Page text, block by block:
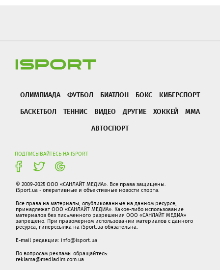
ОЛИМПИАДА ФУТБОЛ БИАТЛОН БОКС
КИБЕРСПОРТ
БАСКЕТБОЛ
ТЕННИС ВИДЕО ДРУГИЕ ХОККЕЙ
ММА
АВТОСПОРТ
ПОДПИСЫВАЙТЕСЬ НА ISPORT
© 2009-2025 ООО «САНЛАЙТ МЕДИА». Все права защищены.
iSport.ua - оперативные и объективные новости спорта.
Все права на материалы, опубликованные на данном ресурсе,
принадлежат ООО «САНЛАЙТ МЕДИА». Какое-либо использование
материалов без письменного разрешения ООО «САНЛАЙТ МЕДИА»
запрещено. При правомерном использовании материалов с данного
ресурса, гиперссылка на iSport.ua обязательна.
E-mail редакции: info@isport.ua
По вопросам рекламы обращайтесь:
reklama@mediadim.com.ua